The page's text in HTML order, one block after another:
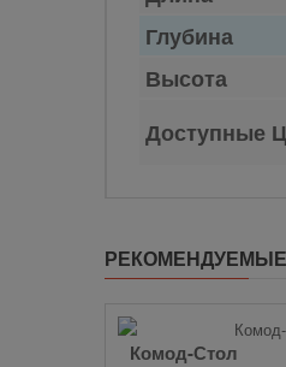
Глубина
Высота
Доступные
Комод-Стол